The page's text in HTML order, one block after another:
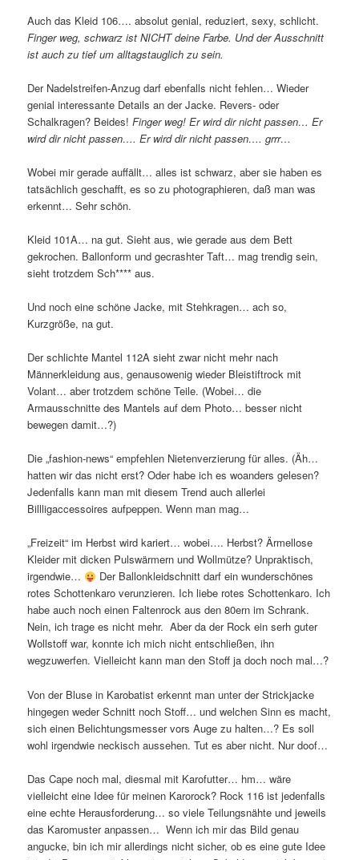
Auch das Kleid 106…. absolut genial, reduziert, sexy, schlicht.
Finger weg, schwarz ist NICHT deine Farbe. Und der Ausschnitt
ist auch zu tief um alltagstauglich zu sein.
Der Nadelstreifen-Anzug darf ebenfalls nicht fehlen… Wieder
genial interessante Details an der Jacke. Revers- oder
Schalkragen? Beides!Finger weg! Er wird dir nicht passen… Er
wird dir nicht passen…. Er wird dir nicht passen…. grrr…
Wobei mir gerade auffällt… alles ist schwarz, aber sie haben es
tatsächlich geschafft, es so zu photographieren, daß man was
erkennt… Sehr schön.
Kleid 101A… na gut. Sieht aus, wie gerade aus dem Bett
gekrochen. Ballonform und gecrashter Taft… mag trendig sein,
sieht trotzdem Sch**** aus.
Und noch eine schöne Jacke, mit Stehkragen… ach so,
Kurzgröße, na gut.
Der schlichte Mantel 112A sieht zwar nicht mehr nach
Männerkleidung aus, genausowenig wieder Bleistiftrock mit
Volant… aber trotzdem schöne Teile. (Wobei… die
Armausschnitte des Mantels auf dem Photo… besser nicht
bewegen damit…?)
Die „fashion-news“ empfehlen Nietenverzierung für alles. (Äh…
hatten wir das nicht erst? Oder habe ich es woanders gelesen?
Jedenfalls kann man mit diesem Trend auch allerlei
Billligaccessoires aufpeppen. Wenn man mag…
„Freizeit“ im Herbst wird kariert… wobei…. Herbst? Ärmellose
Kleider mit dicken Pulswärmern und Wollmütze? Unpraktisch,
irgendwie…
Der Ballonkleidschnitt darf ein wunderschönes
rotes Schottenkaro verunzieren. Ich liebe rotes Schottenkaro. Ich
habe auch noch einen Faltenrock aus den 80ern im Schrank.
Nein, ich trage es nicht mehr. Aber da der Rock ein serh guter
Wollstoff war, konnte ich mich nicht entschließen, ihn
wegzuwerfen. Vielleicht kann man den Stoff ja doch noch mal…?
Von der Bluse in Karobatist erkennt man unter der Strickjacke
hingegen weder Schnitt noch Stoff… und welchen Sinn es macht,
sich einen Belichtungsmesser vors Auge zu halten…? Es soll
wohl irgendwie neckisch aussehen. Tut es aber nicht. Nur doof…
Das Cape noch mal, diesmal mit Karofutter… hm… wäre
vielleicht eine Idee für meinen Karorock? Rock 116 ist jedenfalls
eine echte Herausforderung… so viele Teilungsnähte und jeweils
das Karomuster anpassen… Wenn ich mir das Bild genau
angucke, bin ich mir allerdings nicht sicher, ob es eine gute Idee